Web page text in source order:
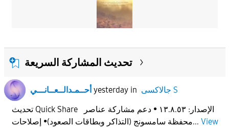
تحديث المشاركة السريعة
أحــمـدالــعــانـــي yesterdayin
جالاكسى S
تحديث Quick Share الإصدار: ١٣.٨.٥٣ • دعم مشاركة عناصر
محفظة سامسونج (التذاكر وبطاقات الصعود)• إصلاحات... View